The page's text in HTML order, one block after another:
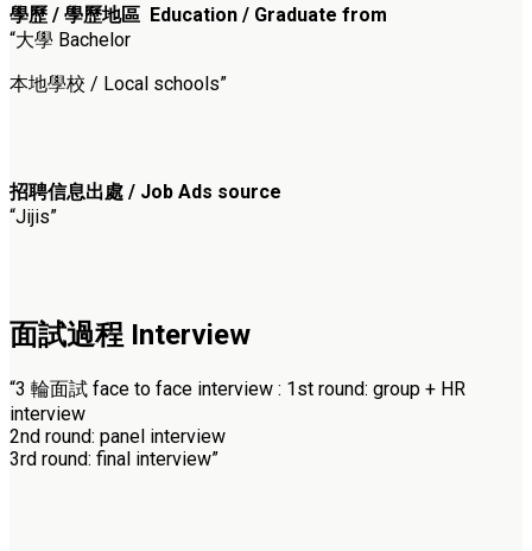
學歷 / 學歷地區 Education / Graduate from
“大學 Bachelor
本地學校 / Local schools”
招聘信息出處 / Job Ads source
“Jijis”
面試過程 Interview
“3 輪面試 face to face interview : 1st round: group + HR
interview
2nd round: panel interview
3rd round: final interview”